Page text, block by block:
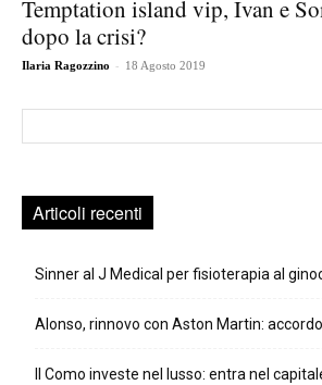
Temptation island vip, Ivan e
dopo la crisi?
Ilaria Ragozzino - 18 Agosto 2019
Articoli recenti
Sinner al J Medical per fisioterapia al
Alonso, rinnovo con Aston Martin:
Il Como investe nel lusso: entra nel